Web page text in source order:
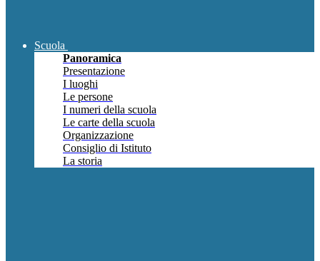
Scuola
Panoramica
Presentazione
I luoghi
Le persone
I numeri della scuola
Le carte della scuola
Organizzazione
Consiglio di Istituto
La storia